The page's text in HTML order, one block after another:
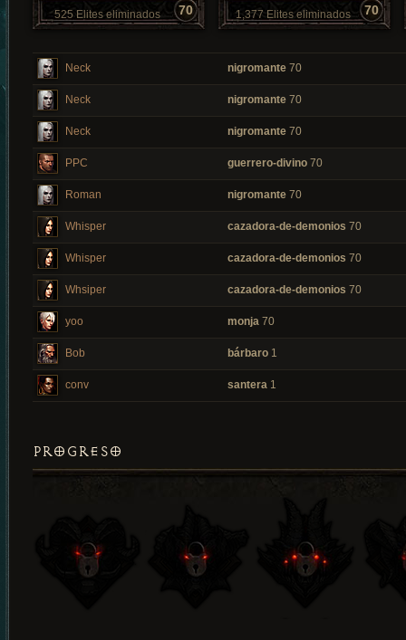
525 Elites eliminados 70 1,377 Elites eliminados 70
Neck nigromante 70
Neck nigromante 70
Neck nigromante 70
PPC guerrero-divino 70
Roman nigromante 70
Whisper cazadora-de-demonios 70
Whisper cazadora-de-demonios 70
Whsiper cazadora-de-demonios 70
yoo monja 70
Bob bárbaro 1
conv santera 1
PROGRESO